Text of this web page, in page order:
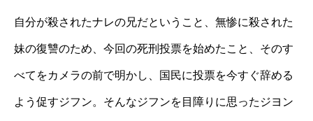
自分が殺されたナレの兄だということ、無惨に殺された
妹の復讐のため、今回の死刑投票を始めたこと、そのす
べてをカメラの前で明かし、国民に投票を今すぐ辞める
よう促すジフン。そんなジフンを目障りに思ったジヨン